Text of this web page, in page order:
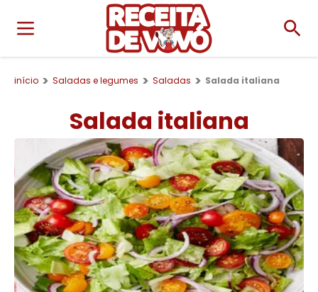
início Saladas e legumes Saladas Salada italiana
Salada italiana